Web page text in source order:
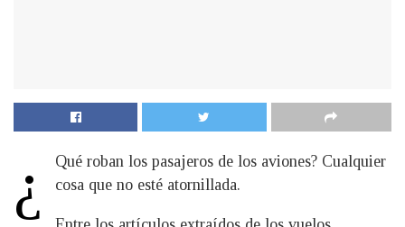
¿
Qué roban los pasajeros de los aviones? Cualquier
cosa que no esté atornillada.